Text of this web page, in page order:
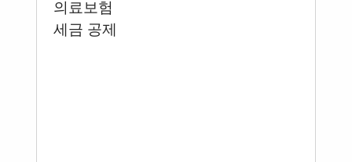
의료보험
세금 공제